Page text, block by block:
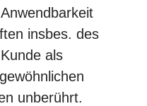
insbes. des
als
unberührt.